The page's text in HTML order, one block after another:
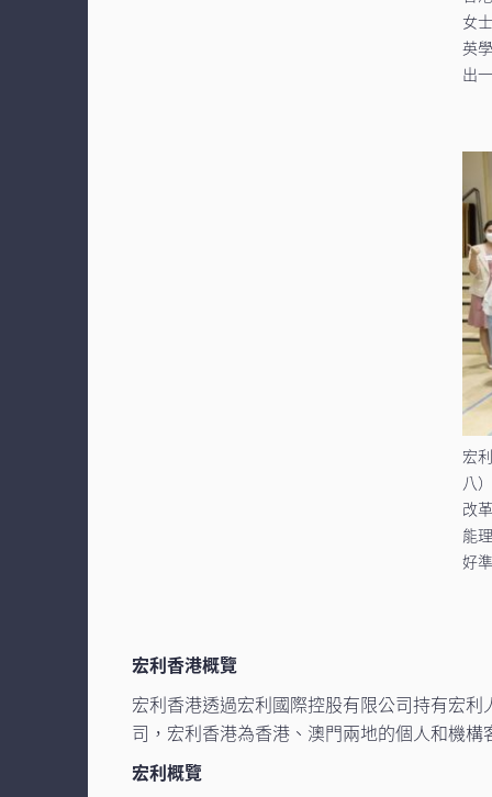
女
英
出
宏
八
改
能
好
宏利香港概覽
宏利香港透過宏利國際控股有限公司持有宏
司，宏利香港為香港、澳門兩地的個人和機
宏利概覽